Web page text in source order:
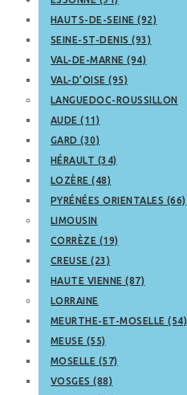
HAUTS-DE-SEINE (92)
SEINE-ST-DENIS (93)
VAL-DE-MARNE (94)
VAL-D’OISE (95)
LANGUEDOC-ROUSSILLON
AUDE (11)
GARD (30)
HÉRAULT (34)
LOZÈRE (48)
PYRÉNÉES ORIENTALES (66)
LIMOUSIN
CORRÈZE (19)
CREUSE (23)
HAUTE VIENNE (87)
LORRAINE
MEURTHE-ET-MOSELLE (54)
MEUSE (55)
MOSELLE (57)
VOSGES (88)